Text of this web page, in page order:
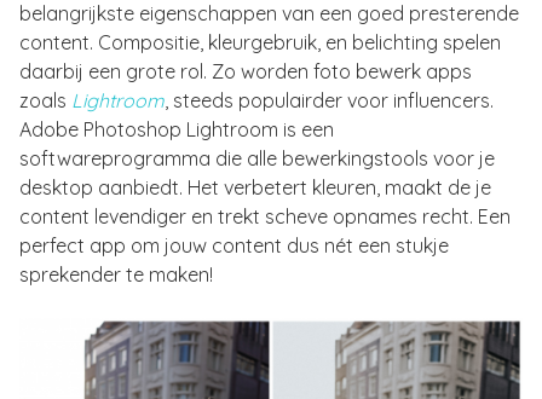
belangrijkste eigenschappen van een goed presterende
content. Compositie, kleurgebruik, en belichting spelen
daarbij een grote rol. Zo worden foto bewerk apps
zoals Lightroom, steeds populairder voor influencers.
Adobe Photoshop Lightroom is een
softwareprogramma die alle bewerkingstools voor je
desktop aanbiedt. Het verbetert kleuren, maakt de je
content levendiger en trekt scheve opnames recht. Een
perfect app om jouw content dus nét een stukje
sprekender te maken!